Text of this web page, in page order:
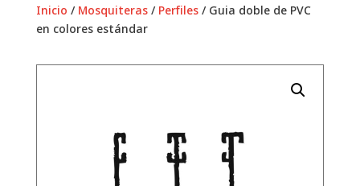
Inicio / Mosquiteras/ Perfiles/ Guia doble de PVC
en colores estándar